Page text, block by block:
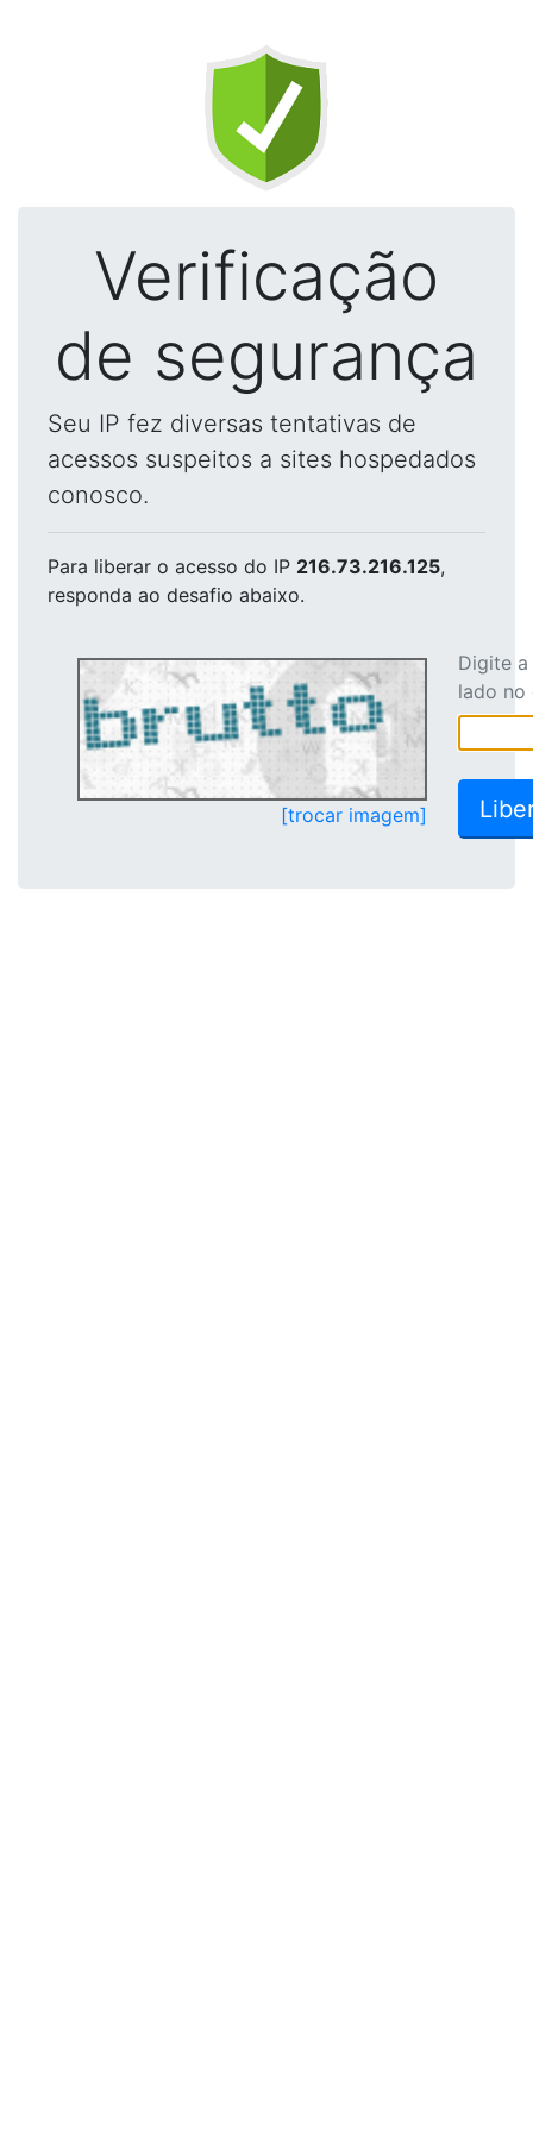
Verificação
de segurança
Seu IP fez diversas tentativas de
acessos suspeitos a sites hospedados
conosco.
Para liberar o acesso do IP 216.73.216.125,
responda ao desafio abaixo.
[trocar imagem]
Digite
lado no